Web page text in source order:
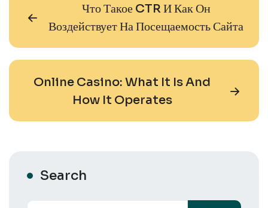
Что Такое CTR И Как Он
Воздействует На Посещаемость Сайта
Online Casino: What It Is And
How It Operates
Search